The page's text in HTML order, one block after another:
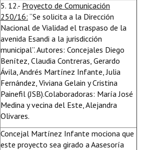
5. 12.- Proyecto de Comunicación
250/16: “Se solicita a la Dirección
Nacional de Vialidad el traspaso de la
avenida Esandi a la jurisdicción
municipal”. Autores: Concejales Diego
Benítez, Claudia Contreras, Gerardo
Ávila, Andrés Martínez Infante, Julia
Fernández, Viviana Gelain y Cristina
Painefil (JSB).Colaboradoras: María José
Medina y vecina del Este, Alejandra
Olivares.
Concejal Martínez Infante mociona que
este proyecto sea girado a Aasesoría